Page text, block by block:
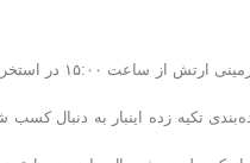
تکیه زده اینبار به دنبال